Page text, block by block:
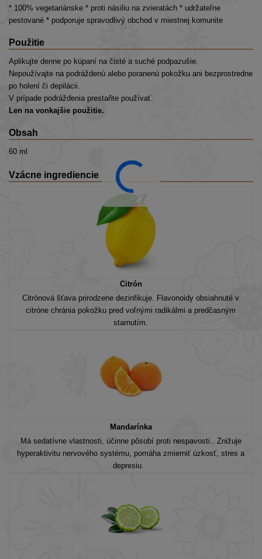
* 100% vegetariánske * proti násiliu na zvieratách * udržateľne
pestované * podporuje spravodlivý obchod v miestnej komunite
Použitie
Aplikujte denne po kúpaní na čisté a suché podpazušie.
Nepoužívajte na podráždenú alebo poranenú pokožku ani bezprostredne
po holení či depilácii.
V prípade podráždenia prestaňte používať.
Len na vonkajšie použitie.
Obsah
60 ml
Vzácne ingrediencie
Citrón
Citrónová šťava prirodzene dezinfikuje. Flavonoidy obsiahnuté v
citróne chránia pokožku pred voľnými radikálmi a predčasným
starnutím.
Mandarínka
Má sedatívne vlastnosti, účinne pôsobí proti nespavosti.. Znižuje
hyperaktivitu nervového systému, pomáha zmierniť úzkosť, stres a
depresiu.